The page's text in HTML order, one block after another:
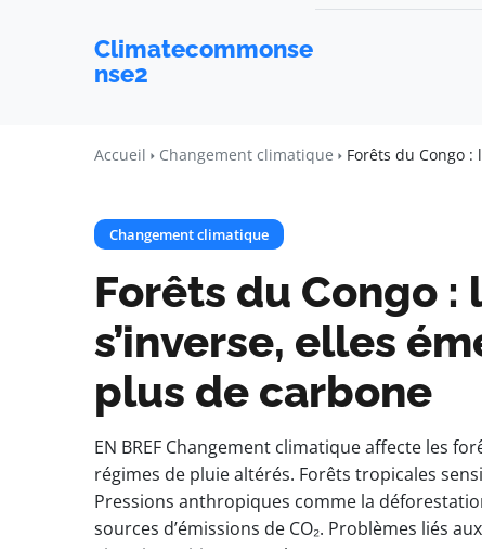
Climatecommonse
nse2
Accueil Changement climatique Forêts du Congo
Changement climatique
Forêts du Congo
s’inverse, elles
plus de carbone
EN BREF Changement climatique affecte les
régimes de pluie altérés. Forêts tropicales
Pressions anthropiques comme la
sources d’émissions de CO₂. Problèmes liés